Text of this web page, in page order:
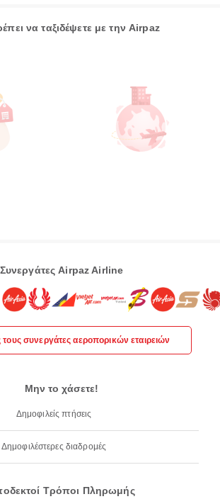
να ταξιδέψετε με την Airpaz
Συνεργάτες Airpaz Airline
τους συνεργάτες αεροπορικών εταιρειών
Μην το χάσετε!
Δημοφιλείς πτήσεις
Δημοφιλέστερες διαδρομές
Τρόποι Πληρωμής